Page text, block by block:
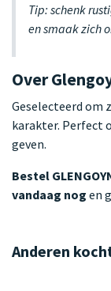
Tip: schenk
en smaak zich
Over
Geselecteerd om
karakter. Perfect
geven.
Bestel
vandaag nog en
Anderen